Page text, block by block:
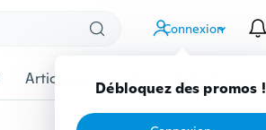
Connexion
Débloquez des promos !
Articles pour animaux domestiques